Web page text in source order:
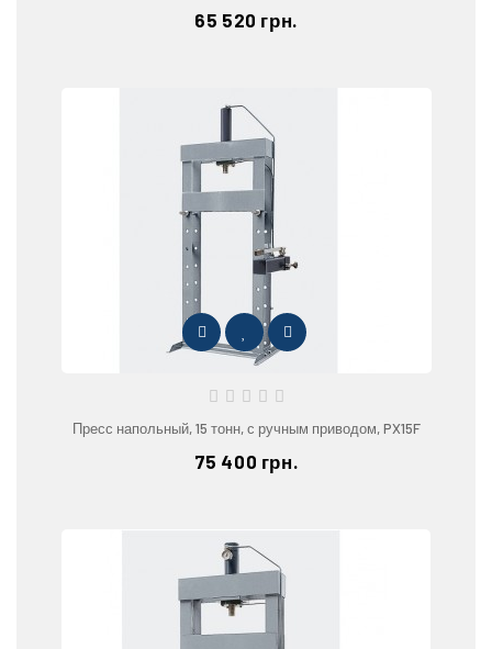
65 520 грн.
Пресс напольный, 15 тонн, с ручным приводом, PX15F
75 400 грн.